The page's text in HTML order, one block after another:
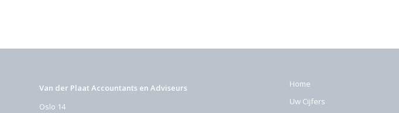
Van der Plaat Accountants en Adviseurs
Oslo 14
Home
Uw Cijfers